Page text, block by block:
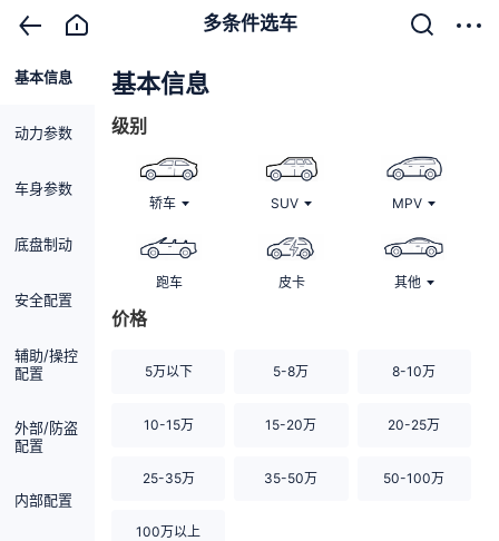
多条件选车
基本信息
动力参数
车身参数
底盘制动
安全配置
辅助/操控
配置
外部/防盗
配置
内部配置
基本信息
级别
轿车 SUV MPV
跑车 皮卡 其他
价格
5万以下 5-8万 8-10万
10-15万 15-20万 20-25万
25-35万 35-50万 50-100万
100万以上